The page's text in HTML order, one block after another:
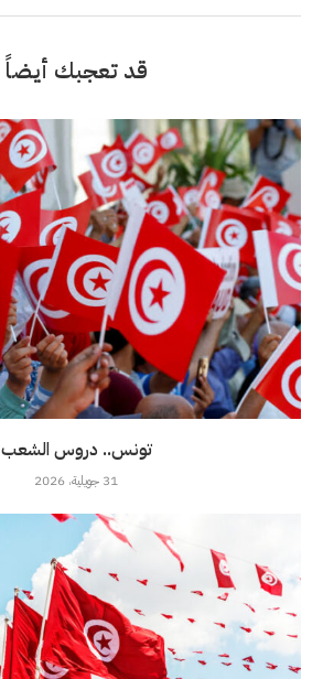
قد تعجبك أيضاً
تونس.. دروس الشعب
31 جويلية، 2026